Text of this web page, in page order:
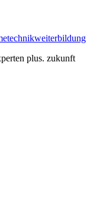
weiterbildung
plus. zukunft